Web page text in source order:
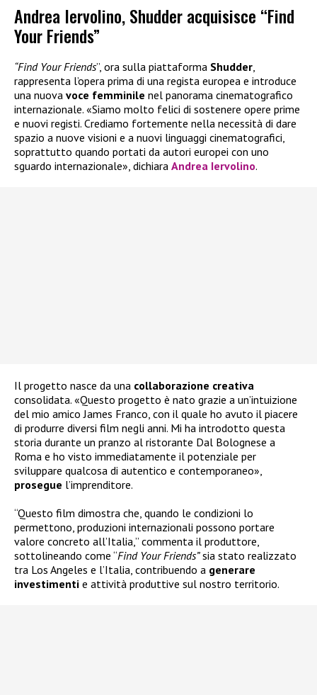
Andrea Iervolino, Shudder acquisisce “Find
Your Friends”
“Find Your Friends”, ora sulla piattaforma Shudder,
rappresenta l’opera prima di una regista europea e introduce
una nuova voce femminile nel panorama cinematografico
internazionale. «Siamo molto felici di sostenere opere prime
e nuovi registi. Crediamo fortemente nella necessità di dare
spazio a nuove visioni e a nuovi linguaggi cinematografici,
soprattutto quando portati da autori europei con uno
sguardo internazionale», dichiara Andrea Iervolino.
Il progetto nasce da una collaborazione creativa
consolidata. «Questo progetto è nato grazie a un’intuizione
del mio amico James Franco, con il quale ho avuto il piacere
di produrre diversi film negli anni. Mi ha introdotto questa
storia durante un pranzo al ristorante Dal Bolognese a
Roma e ho visto immediatamente il potenziale per
sviluppare qualcosa di autentico e contemporaneo»,
prosegue l’imprenditore.
“Questo film dimostra che, quando le condizioni lo
permettono, produzioni internazionali possono portare
valore concreto all’Italia,” commenta il produttore,
sottolineando come “Find Your Friends”sia stato realizzato
tra Los Angeles e l’Italia, contribuendo a generare
investimenti e attività produttive sul nostro territorio.